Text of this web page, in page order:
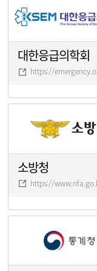
대한응급의학회
https://
소방청
https://